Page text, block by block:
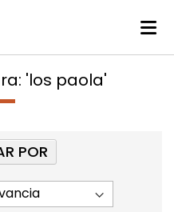
'los paola'
POR